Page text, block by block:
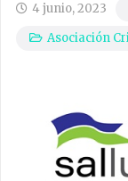
4 junio, 2023
Asociación